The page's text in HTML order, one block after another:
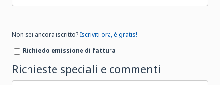
Non sei ancora iscritto?Iscriviti ora, è gratis!
Richiedo emissione di fattura
Richieste speciali e commenti